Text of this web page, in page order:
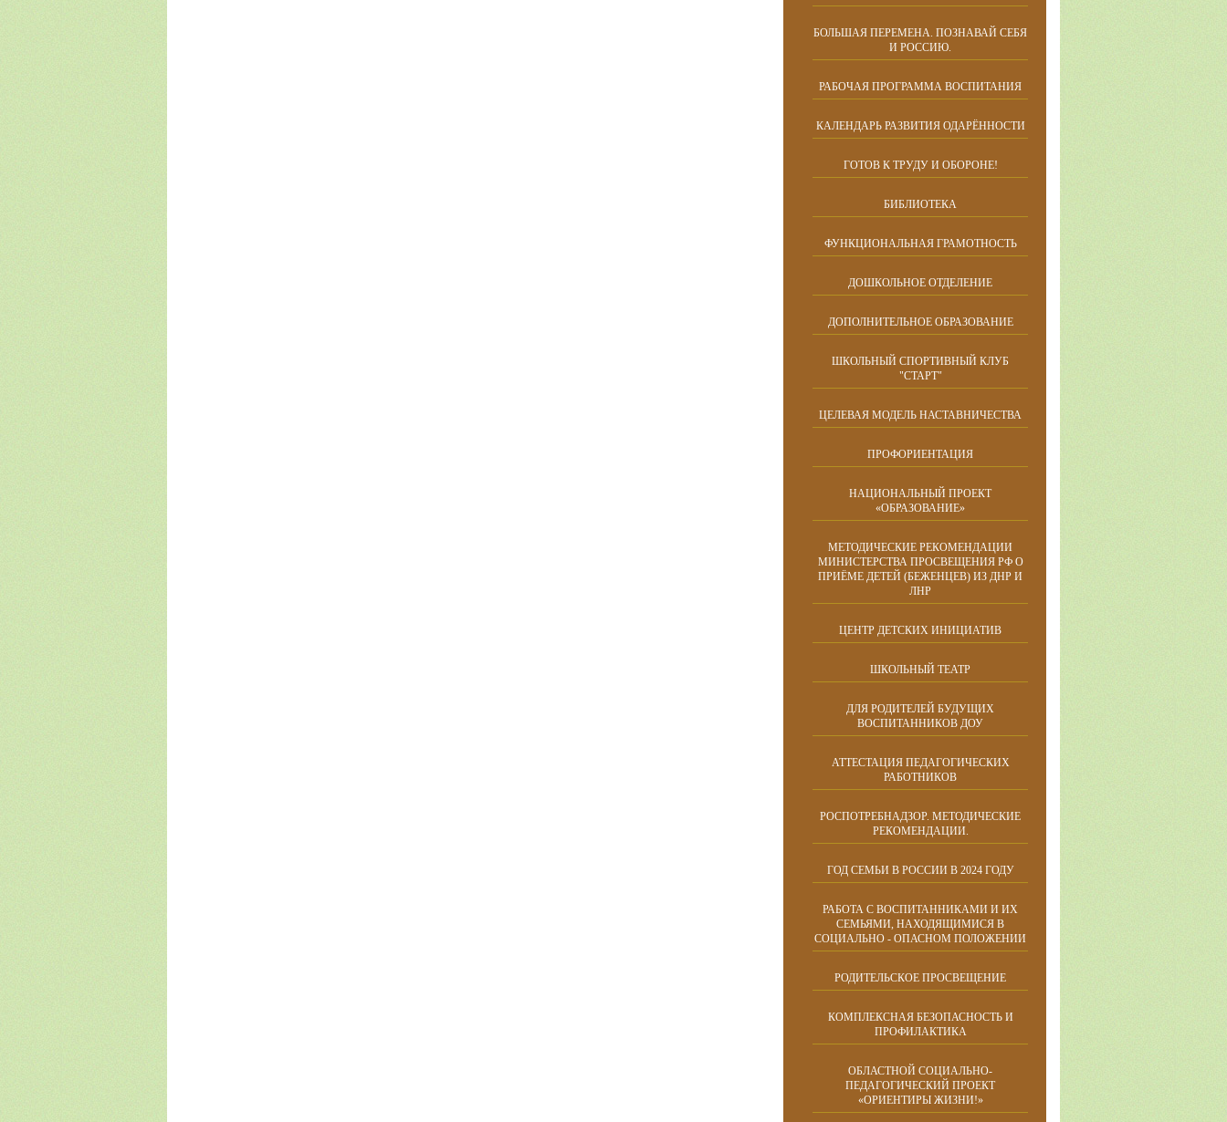
БОЛЬШАЯ ПЕРЕМЕНА. ПОЗНАВАЙ СЕБЯ
И РОССИЮ.
РАБОЧАЯ ПРОГРАММА ВОСПИТАНИЯ
КАЛЕНДАРЬ РАЗВИТИЯ ОДАРЁННОСТИ
ГОТОВ К ТРУДУ И ОБОРОНЕ!
БИБЛИОТЕКА
ФУНКЦИОНАЛЬНАЯ ГРАМОТНОСТЬ
ДОШКОЛЬНОЕ ОТДЕЛЕНИЕ
ДОПОЛНИТЕЛЬНОЕ ОБРАЗОВАНИЕ
ШКОЛЬНЫЙ СПОРТИВНЫЙ КЛУБ
"СТАРТ"
ЦЕЛЕВАЯ МОДЕЛЬ НАСТАВНИЧЕСТВА
ПРОФОРИЕНТАЦИЯ
НАЦИОНАЛЬНЫЙ ПРОЕКТ
«ОБРАЗОВАНИЕ»
МЕТОДИЧЕСКИЕ РЕКОМЕНДАЦИИ
МИНИСТЕРСТВА ПРОСВЕЩЕНИЯ РФ О
ПРИЁМЕ ДЕТЕЙ (БЕЖЕНЦЕВ) ИЗ ДНР И
ЛНР
ЦЕНТР ДЕТСКИХ ИНИЦИАТИВ
ШКОЛЬНЫЙ ТЕАТР
ДЛЯ РОДИТЕЛЕЙ БУДУЩИХ
ВОСПИТАННИКОВ ДОУ
АТТЕСТАЦИЯ ПЕДАГОГИЧЕСКИХ
РАБОТНИКОВ
РОСПОТРЕБНАДЗОР. МЕТОДИЧЕСКИЕ
РЕКОМЕНДАЦИИ.
ГОД СЕМЬИ В РОССИИ В 2024 ГОДУ
РАБОТА С ВОСПИТАННИКАМИ И ИХ
СЕМЬЯМИ, НАХОДЯЩИМИСЯ В
СОЦИАЛЬНО - ОПАСНОМ ПОЛОЖЕНИИ
РОДИТЕЛЬСКОЕ ПРОСВЕЩЕНИЕ
КОМПЛЕКСНАЯ БЕЗОПАСНОСТЬ И
ПРОФИЛАКТИКА
ОБЛАСТНОЙ СОЦИАЛЬНО-
ПЕДАГОГИЧЕСКИЙ ПРОЕКТ
«ОРИЕНТИРЫ ЖИЗНИ!»